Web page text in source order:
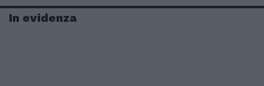
In evidenza